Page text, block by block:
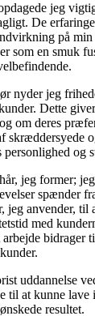
jeg
De
på
som en smuk
nyder jeg
Dette
om deres
skræddersyede
personlighed og
jeg former;
spænder
jeg anvender,
med
bidrager
uddannelse
til at kunne lave
resultet.